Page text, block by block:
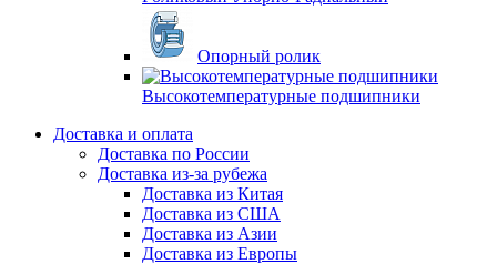
Опорный ролик
Высокотемпературные подшипники
Доставка и оплата
Доставка по России
Доставка из-за рубежа
Доставка из Китая
Доставка из США
Доставка из Азии
Доставка из Европы